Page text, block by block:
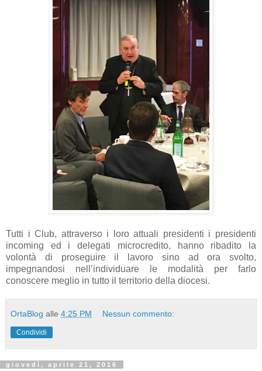
Tutti i Club, attraverso i loro attuali presidenti i presidenti
incoming ed i delegati microcredito, hanno ribadito la
volontà di proseguire il lavoro sino ad ora svolto,
impegnandosi nell’individuare le modalità per farlo
conoscere meglio in tutto il territorio della diocesi.
OrtaBlog alle 4:25 PM Nessun commento:
Condividi
giovedì, aprile 21, 2016